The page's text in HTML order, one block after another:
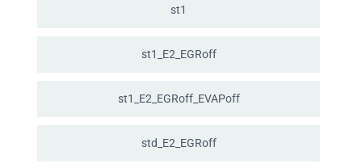
st1
st1_ E2_ EGRoff
st1_ E2_ EGRoff_ EVAPoff
std_ E2_ EGRoff